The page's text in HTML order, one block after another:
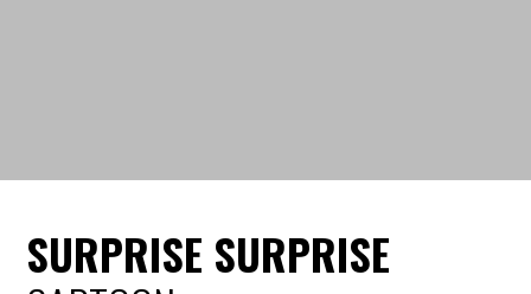
SURPRISE SURPRISE